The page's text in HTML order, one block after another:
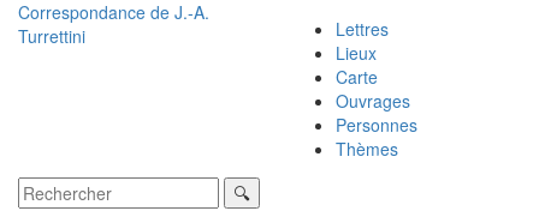
Correspondance de J.-A.
Turrettini
Lettres
Lieux
Carte
Ouvrages
Personnes
Thèmes